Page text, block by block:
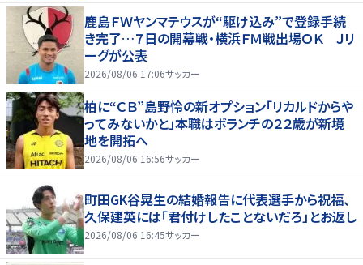
鹿島ＦＷヤンマテウスが“駆け込み”で登録手続
き完了…７日の開幕戦・横浜ＦＭ戦出場ＯＫ Ｊリ
ーグが公表
2026/08/06 17:06サッカー
柏に“ＣＢ”島野怜の新オプション「リカルドからや
ってみないかと」本職はボランチの２２歳が新境
地を開拓へ
2026/08/06 16:56サッカー
町田GK谷晃生の結婚報告に代表選手から祝福、
久保建英には「君付けしたことないだろ」とお返し
2026/08/06 16:45サッカー